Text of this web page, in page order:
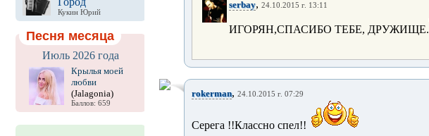
Кукин Юрий
Песня месяца
Июль 2026 года
Крылья моей
любви
(Jalagonia)
Баллов: 659
serbay, 24.10.2015 г. 13:11
ИГОРЯН,СПАСИБО ТЕБЕ, ДРУЖИЩЕ.
rokerman, 24.10.2015 г. 07:29
Серега !!Классно спел!!